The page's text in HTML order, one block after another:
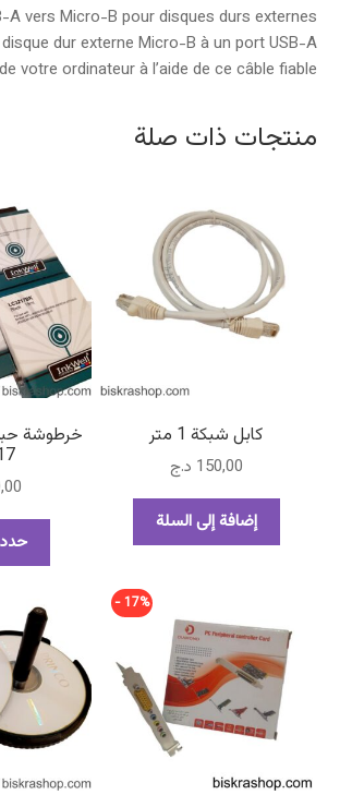
A vers Micro-B pour disques durs externes
dur externe Micro-B à un port USB-A
de votre ordinateur à l’aide de ce câble fiable.
منتجات ذات صلة
كابل شبكة 1 متر
150,00 د.ج
إضافة إلى السلة
حدد
17% -